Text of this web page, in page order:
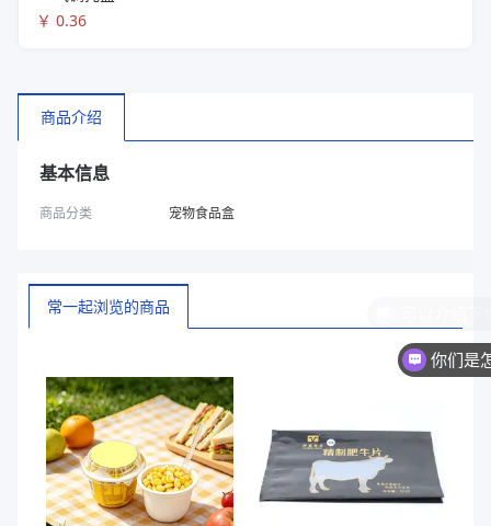
￥ 0.36
商品介绍
基本信息
商品分类 宠物食品盒
常一起浏览的商品
换一批你们是